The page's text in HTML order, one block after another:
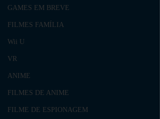
GAMES EM BREVE
FILMES FAMÍLIA
Wii U
VR
ANIME
FILMES DE ANIME
FILME DE ESPIONAGEM